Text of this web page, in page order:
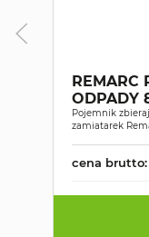
REMARC
ODPADY
Pojemnik
zamiatarek
cena brutto: